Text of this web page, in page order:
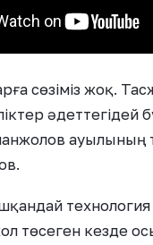
сөзіміз жоқ.
әдеттегідей
ауылының
төсеген кезде